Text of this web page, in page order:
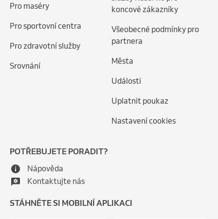
Pro maséry
Pro sportovní centra
Pro zdravotní služby
Srovnání
koncové zákazníky
Všeobecné podmínky pro
partnera
Města
Události
Uplatnit poukaz
Nastavení cookies
POTŘEBUJETE PORADIT?
Nápověda
Kontaktujte nás
STÁHNĚTE SI MOBILNÍ APLIKACI